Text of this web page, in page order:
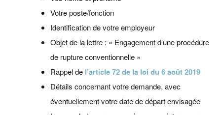
Votre poste/fonction
Identification de votre employeur
Objet de la lettre : « Engagement d’une procédure
de rupture conventionnelle »
Rappel de l’article 72 de la loi du 6 août 2019
Détails concernant votre demande, avec
éventuellement votre date de départ envisagée